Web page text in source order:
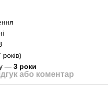
— 3 роки
або коментар